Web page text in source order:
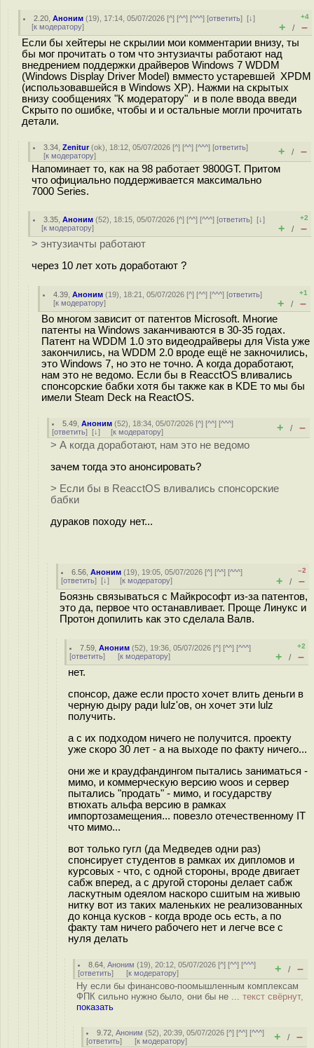
2.20 ,Аноним (19), 17:14, 05/07/2026 [^] [^^] [^^^] [ответить][↓]
[к модератору]
+4
+ / –
Если бы хейтеры не скрылии мои комментарии внизу, ты
бы мог прочитать о том что энтузиачты работают над
внедрением поддержки драйверов Windows 7 WDDM
(Windows Display Driver Model) вмместо устаревшей XPDM
(использовавшейся в Windows XP). Нажми на скрытых
внизу сообщениях "К модератору" и в поле ввода введи
Скрыто по ошибке, чтобы и и остальные могли прочитать
детали.
3.34 ,Zenitur(ok), 18:12, 05/07/2026 [^] [^^] [^^^] [ответить]
[к модератору] + / –
Напоминает то, как на 98 работает 9800GT. Притом
что официально поддерживается максимально
7000 Series.
3.35 ,Аноним (52), 18:15, 05/07/2026 [^] [^^] [^^^] [ответить][↓]
[к модератору]
+2
+ / –
> энтузиачты работают
через 10 лет хоть доработают ?
4.39 ,Аноним (19), 18:21, 05/07/2026 [^] [^^] [^^^] [ответить]
[к модератору]
+1
+ / –
Во многом зависит от патентов Microsoft. Многие
патенты на Windows заканчиваются в 30-35 годах.
Патент на WDDM 1.0 это видеодрайверы для Vista уже
закончились, на WDDM 2.0 вроде ещё не закночились,
это Windows 7, но это не точно. А когда доработают,
нам это не ведомо. Если бы в ReacctOS вливались
спонсорские бабки хотя бы также как в KDE то мы бы
имели Steam Deck на ReactOS.
5.49 ,Аноним (52), 18:34, 05/07/2026 [^] [^^] [^^^]
[ответить] [↓] [к модератору] + / –
> А когда доработают, нам это не ведомо
зачем тогда это анонсировать?
> Если бы в ReacctOS вливались спонсорские
бабки
дураков походу нет...
6.56 ,Аноним (19), 19:05, 05/07/2026 [^] [^^] [^^^]
[ответить] [↓] [к модератору]
–2
+ / –
Боязнь связываться с Майкрософт из-за патентов,
это да, первое что останавливает. Проще Линукс и
Протон допилить как это сделала Валв.
7.59 ,Аноним (52), 19:36, 05/07/2026 [^] [^^] [^^^]
[ответить] [к модератору]
+2
+ / –
нет.
спонсор, даже если просто хочет влить деньги в
черную дыру ради lulz'ов, он хочет эти lulz
получить.
а с их подходом ничего не получится. проекту
уже скоро 30 лет - а на выходе по факту ничего...
они же и краудфандингом пытались заниматься -
мимо, и коммерческую версию woos и сервер
пытались "продать" - мимо, и государству
втюхать альфа версию в рамках
импортозамещения... повезло отечественному IT
что мимо...
вот только гугл (да Медведев одни раз)
спонсирует студентов в рамках их дипломов и
курсовых - что, с одной стороны, вроде двигает
сабж вперед, а с другой стороны делает сабж
ласкутным одеялом наскоро сшитым на живыю
нитку вот из таких маленьких не реализованных
до конца кусков - когда вроде ось есть, а по
факту там ничего рабочего нет и легче все с
нуля делать
8.64 ,Аноним (19), 20:12, 05/07/2026 [^] [^^] [^^^]
[ответить] [к модератору] + / –
Ну если бы финансово-поомышленным комплексам
ФПК сильно нужно было, они бы не ... текст свёрнут,
показать
9.72 ,Аноним (52), 20:39, 05/07/2026 [^] [^^] [^^^]
[ответить] [к модератору] + / –